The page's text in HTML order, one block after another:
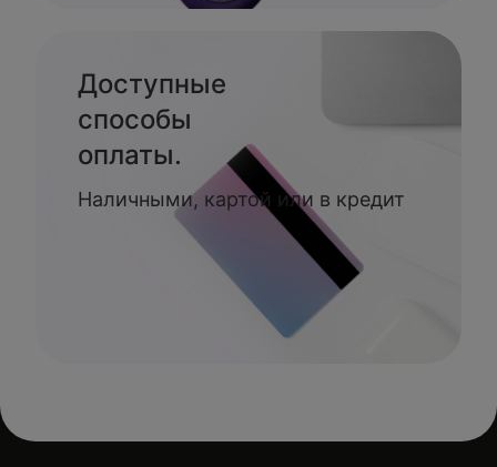
Доступные
способы
оплаты.
Наличными, картой или в кредит